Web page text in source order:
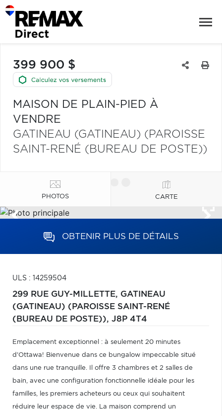
399 900 $
MAISON DE PLAIN-PIED À
VENDRE
GATINEAU (GATINEAU) (PAROISSE
SAINT-RENÉ (BUREAU DE POSTE))
PHOTOS CARTE
OBTENIR PLUS DE DÉTAILS
ULS : 14259504
299 RUE GUY-MILLETTE, GATINEAU
(GATINEAU) (PAROISSE SAINT-RENÉ
(BUREAU DE POSTE)), J8P 4T4
Emplacement exceptionnel : à seulement 20 minutes
d'Ottawa! Bienvenue dans ce bungalow impeccable situé
dans une rue tranquille. Il offre 3 chambres et 2 salles de
bain, avec une configuration fonctionnelle idéale pour les
familles, les premiers acheteurs ou ceux qui souhaitent
réduire leur espace de vie. La maison comprend un